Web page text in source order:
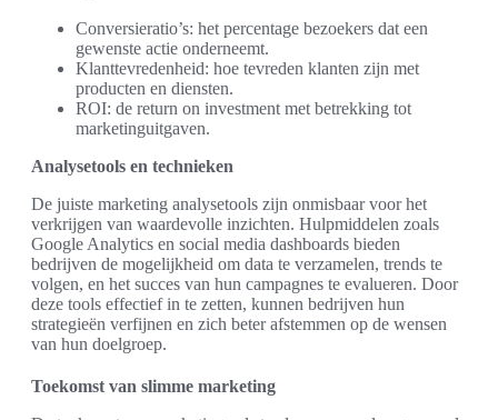
Conversieratio’s: het percentage bezoekers dat een
gewenste actie onderneemt.
Klanttevredenheid: hoe tevreden klanten zijn met
producten en diensten.
ROI: de return on investment met betrekking tot
marketinguitgaven.
Analysetools en technieken
De juiste marketing analysetools zijn onmisbaar voor het
verkrijgen van waardevolle inzichten. Hulpmiddelen zoals
Google Analytics en social media dashboards bieden
bedrijven de mogelijkheid om data te verzamelen, trends te
volgen, en het succes van hun campagnes te evalueren. Door
deze tools effectief in te zetten, kunnen bedrijven hun
strategieën verfijnen en zich beter afstemmen op de wensen
van hun doelgroep.
Toekomst van slimme marketing